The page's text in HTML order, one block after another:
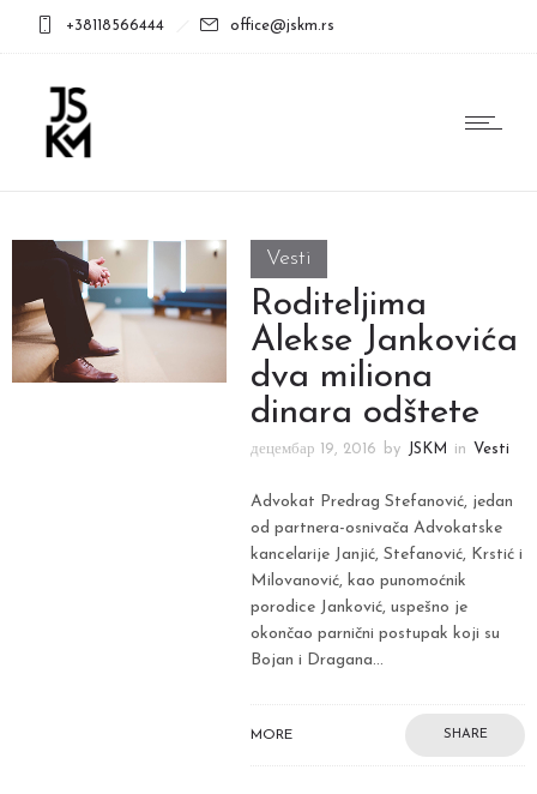
+38118566444 office@jskm.rs
Vesti
Roditeljima
Alekse Jankovića
dva miliona
dinara odštete
децембар 19, 2016 by JSKM in Vesti
Advokat Predrag Stefanović, jedan
od partnera-osnivača Advokatske
kancelarije Janjić, Stefanović, Krstić i
Milovanović, kao punomoćnik
porodice Janković, uspešno je
okončao parnični postupak koji su
Bojan i Dragana...
MORE SHARE